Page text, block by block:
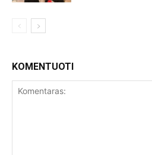
KOMENTUOTI